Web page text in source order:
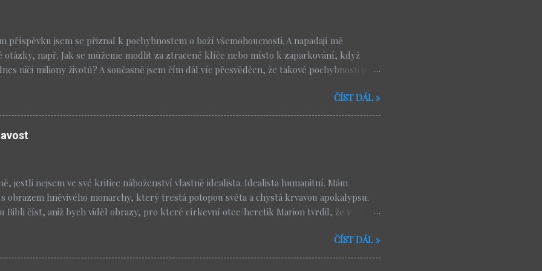
příspěvku jsem se přiznal k pochybnostem o boží všemohoucnosti. A napadají mě
otázky, např. Jak se můžeme modlit za ztracené klíče nebo místo k zaparkování, když
ničí miliony životů? A současně jsem čím dál víc přesvědčen, že takové pochybnosti jsou
především mne. Už jsem tady dělal reklamu na Nomad Podcast , kde jsem nedávno
rozhovor s Brianem McLarenem nad jeho knihou Faith after Doubt . Je to moudrý muž,
také vyšel z denominace, ve které jsem se nechal pokřtít. A myslím, že jeho
se budou hodit i vám: Blahoslavení zvědaví, neboť jejich zvědavost respektuje
obzory se budou navždy rozš...
ČÍST DÁL »
jestli nejsem ve své kritice náboženství vlastně idealista. Idealista humanitní. Mám
obrazem hněvivého monarchy, který trestá potopou světa a chystá krvavou apokalypsu.
Bibli číst, aniž bych viděl obrazy, pro které církevní otec/heretik Marion tvrdil, že v
podle Lukáše a deset pavlovských epištol. Protože i novozákonní spisy vyhlížejí násilný
a historický Ježíš byl především kazatelem apokalypsy (Schweitzer, Ehrman), ne
ČÍST DÁL »